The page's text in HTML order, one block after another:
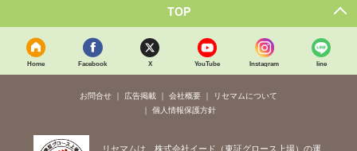
TOP
Home Facebook X YouTube Instagram line
お問合せ 広告掲載 会社概要
リセマムについて
個人情報保護方針
リセマムは、株式会社イード（東証グロース上場）の運